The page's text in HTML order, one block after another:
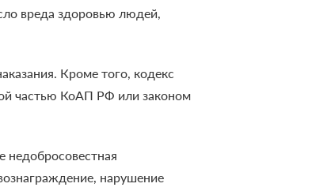
вреда здоровью людей,
Кроме того, кодекс
частью КоАП РФ или законом
нарушение